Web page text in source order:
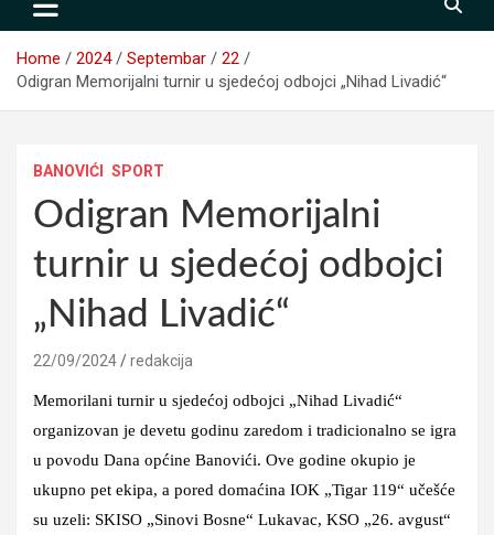
Home 2024 Septembar
22
Odigran Memorijalni turnir u sjedećoj odbojci „Nihad Livadić“
BANOVIĆI SPORT
Odigran Memorijalni
turnir u sjedećoj odbojci
„Nihad Livadić“
22/09/2024 redakcija
Memorilani turnir u sjedećoj odbojci „Nihad Livadić“
organizovan je devetu godinu zaredom i tradicionalno se igra
u povodu Dana općine Banovići. Ove godine okupio je
ukupno pet ekipa, a pored domaćina IOK „Tigar 119“ učešće
su uzeli: SKISO „Sinovi Bosne“ Lukavac, KSO „26. avgust“